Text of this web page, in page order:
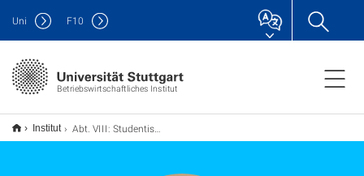
Betriebswirtschaftliches Institut
Uni F10
Institut Abt. VIII: Studentische/Wissenschaftliche Hilfskraft (m/w/d) ab sofort im SWAPS-Projekt gesucht